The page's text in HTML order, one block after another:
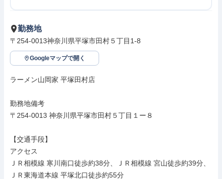
勤務地
〒254-0013神奈川県平塚市田村５丁目1-8
Googleマップで開く
ラーメン山岡家 平塚田村店
勤務地備考
〒254-0013 神奈川県平塚市田村５丁目１ー８
【交通手段】
アクセス
ＪＲ相模線 寒川南口徒歩約38分、ＪＲ相模線 宮山徒歩約39分、
ＪＲ東海道本線 平塚北口徒歩約55分